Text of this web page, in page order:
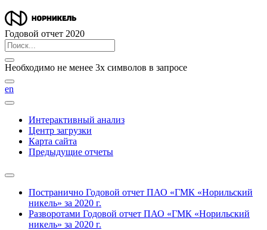
Годовой отчет 2020
Необходимо не менее 3х символов в запросе
en
Интерактивный анализ
Центр загрузки
Карта сайта
Предыдущие отчеты
Постранично Годовой отчет ПАО «ГМК «Норильский
никель» за 2020 г.
Разворотами Годовой отчет ПАО «ГМК «Норильский
никель» за 2020 г.